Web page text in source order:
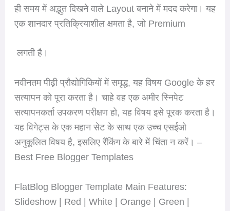
ही समय में अद्भुत दिखने वाले Layout बनाने में मदद करेगा। यह
एक शानदार प्रतिक्रियाशील क्षमता है, जो Premium
लगती है।
नवीनतम पीढ़ी प्रौद्योगिकियों में समृद्ध, यह विषय Google के हर
सत्यापन को पूरा करता है। चाहे वह एक अमीर स्निपेट
सत्यापनकर्ता उपकरण परीक्षण हो, यह विषय इसे पूरक करता है।
यह विगेट्स के एक महान सेट के साथ एक उच्च एसईओ
अनुकूलित विषय है, इसलिए रैंकिंग के बारे में चिंता न करें। –
Best Free Blogger Templates
FlatBlog Blogger Template Main Features:
Slideshow | Red | White | Orange | Green |